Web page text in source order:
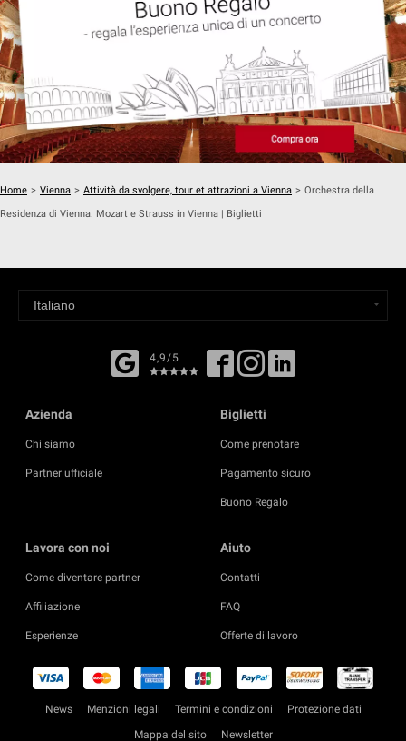
Home > Vienna > Attività da svolgere, tour et attrazioni a Vienna > Orchestra della
Residenza di Vienna: Mozart e Strauss in Vienna | Biglietti
4,9/5
Azienda
Chi siamo
Partner ufficiale
Biglietti
Come prenotare
Pagamento sicuro
Buono Regalo
Lavora con noi
Come diventare partner
Affiliazione
Esperienze
Aiuto
Contatti
FAQ
Offerte di lavoro
News Menzioni legali Termini e condizioni
Protezione dati
Mappa del sito
Newsletter